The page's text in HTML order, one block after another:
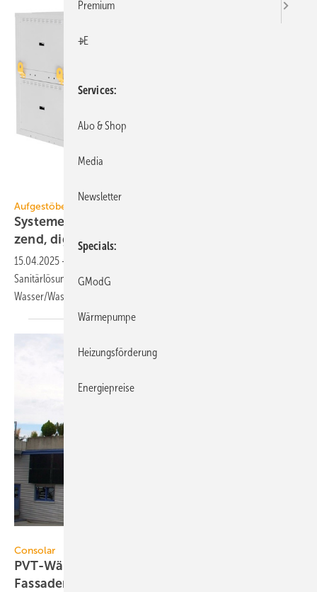
Aufgestöbert
Systeme für die TGA+E: ge­räusch­los, schüt­
zend, di­gi­tal,
wasser­ge­kühlt
15.04.2025 -
Sanitärlösungen für die Sanierung, Gegen­sprech­anlage und
Wasser/Wasser-Wärmepumpe.
Consolar
PVT-Wärmepumpenkollektor zur
Fassadenmontage
Premium
+E
Services
Abo & Shop
Media
Newsletter
Specials
GModG
Wärmepumpe
Heizungsförderung
Energiepreise